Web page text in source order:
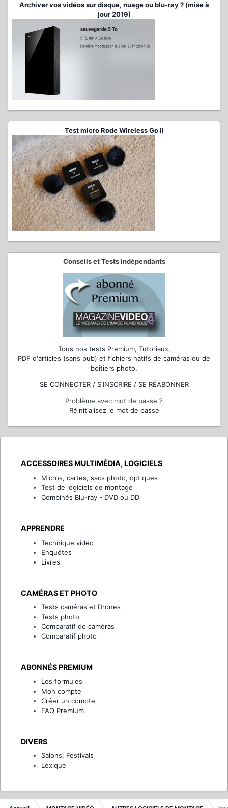
Archiver vos vidéos sur disque, nuage ou blu-ray ? (mise à
jour 2019)
Test micro Rode Wireless Go II
Conseils et Tests indépendants
Tous nos tests Premium, Tutoriaux,
PDF d'articles (sans pub) et fichiers natifs de caméras ou de
boîtiers photo.
SE CONNECTER / S'INSCRIRE / SE RÉABONNER
Problème avec mot de passe ?
Réinitialisez le mot de passe
ACCESSOIRES MULTIMÉDIA, LOGICIELS
Micros, cartes, sacs photo, optiques
Test de logiciels de montage
Combinés Blu-ray - DVD ou DD
APPRENDRE
Technique vidéo
Enquêtes
Livres
CAMÉRAS ET PHOTO
Tests caméras et Drones
Tests photo
Comparatif de caméras
Comparatif photo
ABONNÉS PREMIUM
Les formules
Mon compte
Créer un compte
FAQ Premium
DIVERS
Salons, Festivals
Lexique